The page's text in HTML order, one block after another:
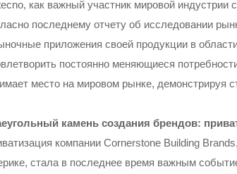
как важный участник мировой
последнему отчету об исследовании
приложения своей продукции в
постоянно меняющиеся
место на мировом рынке, демонстрируя
камень создания брендов:
компании Cornerstone Building
стала в последнее время важным